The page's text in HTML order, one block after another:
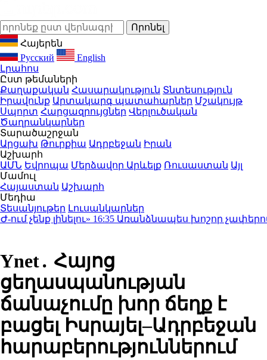
Հայերեն
Русский
English
Լրահոս
Ըստ թեմաների
Քաղաքական Հասարակություն Տնտեսություն
Իրավունք Արտակարգ պատահարներ Մշակույթ
Սպորտ Հարցազրույցներ Վերլուծական
Ծաղրանկարներ
Տարածաշրջան
Արցախ Թուրքիա Ադրբեջան Իրան
Աշխարհ
ԱՄՆ Եվրոպա Մերձավոր Արևելք Ռուսաստան Այլ
Մամուլ
Հայաստան Աշխարհ
Մեդիա
Տեսանյութեր Լուսանկարներ
լինելու»16:35 Առանձնապես խոշոր չափերով
Ynet․ Հայոց
ցեղասպանության
ճանաչումը խոր ճեղք է
բացել Իսրայել–Ադրբեջան
հարաբերություններում